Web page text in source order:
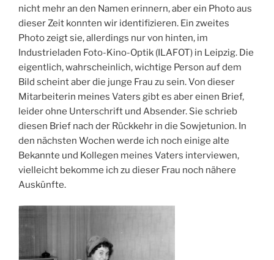
nicht mehr an den Namen erinnern, aber ein Photo aus
dieser Zeit konnten wir identifizieren. Ein zweites
Photo zeigt sie, allerdings nur von hinten, im
Industrieladen Foto-Kino-Optik (ILAFOT) in Leipzig. Die
eigentlich, wahrscheinlich, wichtige Person auf dem
Bild scheint aber die junge Frau zu sein. Von dieser
Mitarbeiterin meines Vaters gibt es aber einen Brief,
leider ohne Unterschrift und Absender. Sie schrieb
diesen Brief nach der Rückkehr in die Sowjetunion. In
den nächsten Wochen werde ich noch einige alte
Bekannte und Kollegen meines Vaters interviewen,
vielleicht bekomme ich zu dieser Frau noch nähere
Auskünfte.